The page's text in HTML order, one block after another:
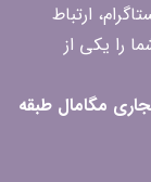
اینستاگرام، ارتباط
را یکی از
مگامال طبقه